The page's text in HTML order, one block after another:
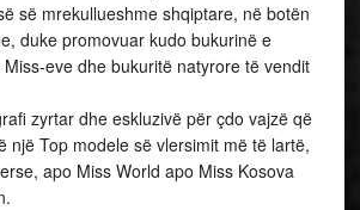
së mrekullueshme shqiptare, në botën
duke promovuar kudo bukurinë e
eve dhe bukuritë natyrore të vendit
zyrtar dhe eskluzivë për çdo vajzë që
një Top modele së vlersimit më të lartë,
apo Miss World apo Miss Kosova